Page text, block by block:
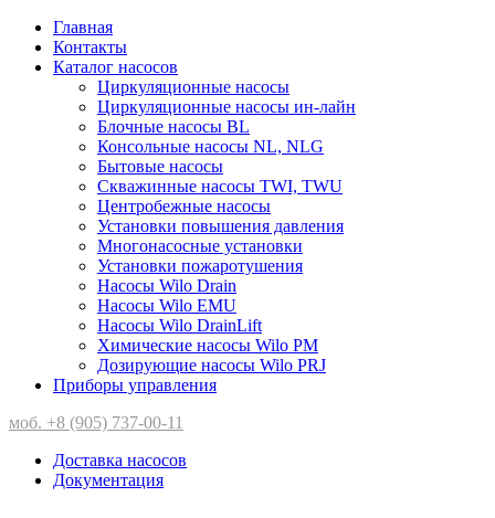
Главная
Контакты
Каталог насосов
Циркуляционные насосы
Циркуляционные насосы ин-лайн
Блочные насосы BL
Консольные насосы NL, NLG
Бытовые насосы
Скважинные насосы TWI, TWU
Центробежные насосы
Установки повышения давления
Многонасосные установки
Установки пожаротушения
Насосы Wilo Drain
Насосы Wilo EMU
Насосы Wilo DrainLift
Химические насосы Wilo PM
Дозирующие насосы Wilo PRJ
Приборы управления
моб. +8 (905) 737-00-11
Доставка насосов
Документация